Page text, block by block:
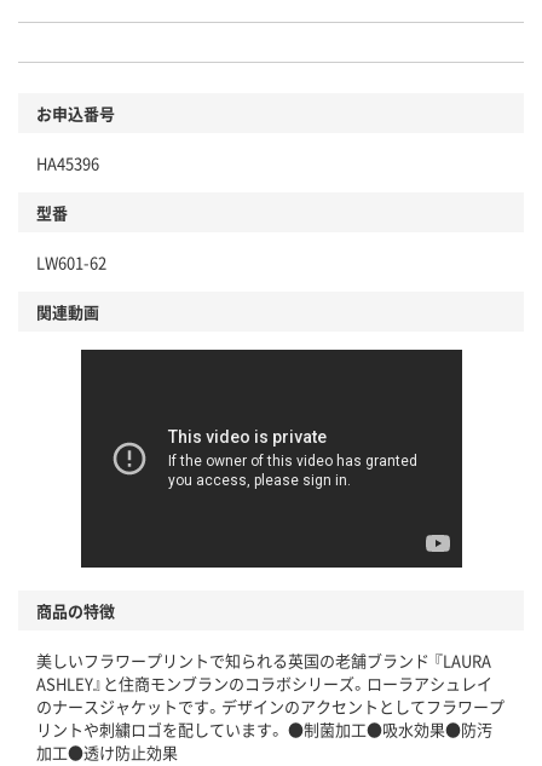
お申込番号
HA45396
型番
LW601-62
関連動画
商品の特徴
美しいフラワープリントで知られる英国の老舗ブランド 『LAURA
ASHLEY』と住商モンブランのコラボシリーズ。ローラアシュレイ
のナースジャケットです。デザインのアクセントとしてフラワープ
リントや刺繍ロゴを配しています。 ●制菌加工●吸水効果●防汚
加工●透け防止効果